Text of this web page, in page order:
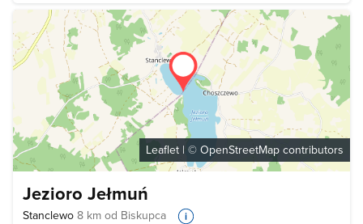
Leaflet | © OpenStreetMap contributors
Jezioro Jełmuń
Stanclewo 8 km od Biskupca